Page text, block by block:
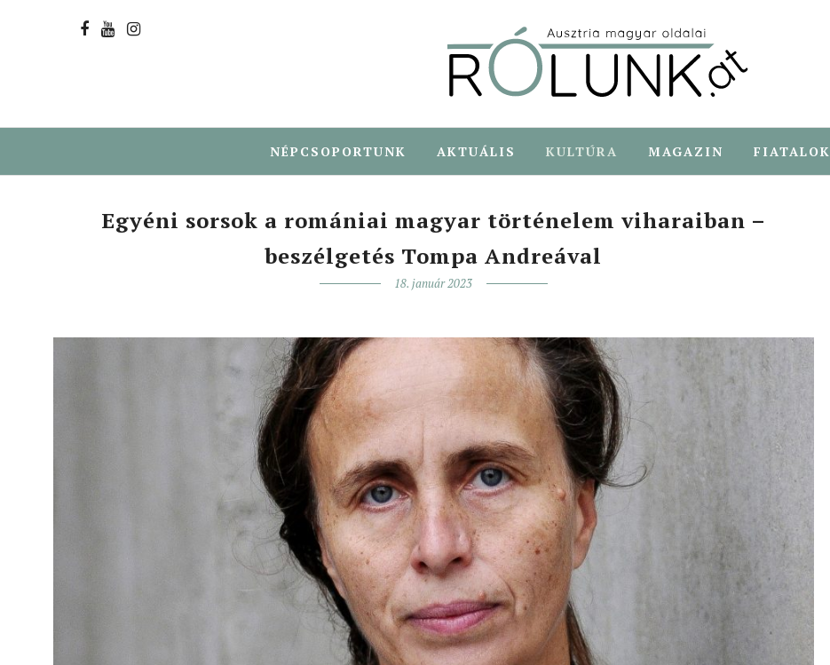
NÉPCSOPORTUNK AKTUÁLIS KULTÚRA MAGAZIN FIATALOK
Egyéni sorsok a romániai magyar történelem viharaiban –
beszélgetés Tompa Andreával
18. január 2023